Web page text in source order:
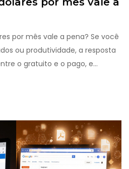
por mês vale a pena? Se você
ou produtividade, a resposta
o gratuito e o pago, e
compensa.